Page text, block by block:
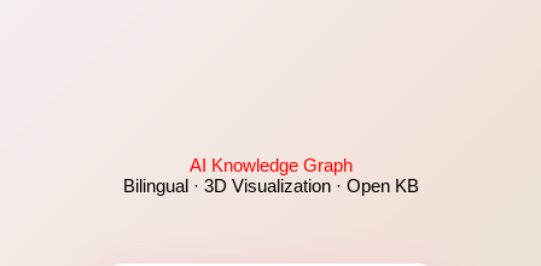
AI Knowledge Graph
Bilingual · 3D Visualization · Open KB